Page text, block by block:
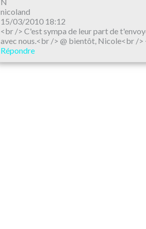
nicoland
15/03/2010 18:12
<br /> C'est sympa de leur part de
avec nous.<br /> @ bientôt, Nicole<br /
Répondre